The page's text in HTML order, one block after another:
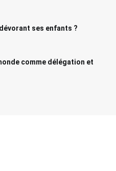
ses enfants ?
comme délégation et